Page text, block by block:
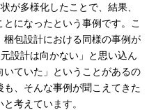
が多様化したことで、結果、
になったという事例です。こ
包設計における同様の事例が
設計は向かない」と思い込ん
ていた」ということがあるの
、そんな事例が聞こえてきた
考えています。